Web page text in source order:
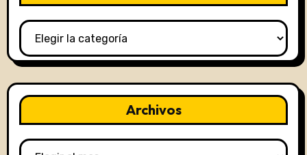
Categorías
Archivos
Archivos